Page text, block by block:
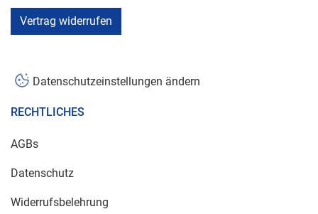
Vertrag widerrufen
Datenschutzeinstellungen ändern
RECHTLICHES
AGBs
Datenschutz
Widerrufsbelehrung